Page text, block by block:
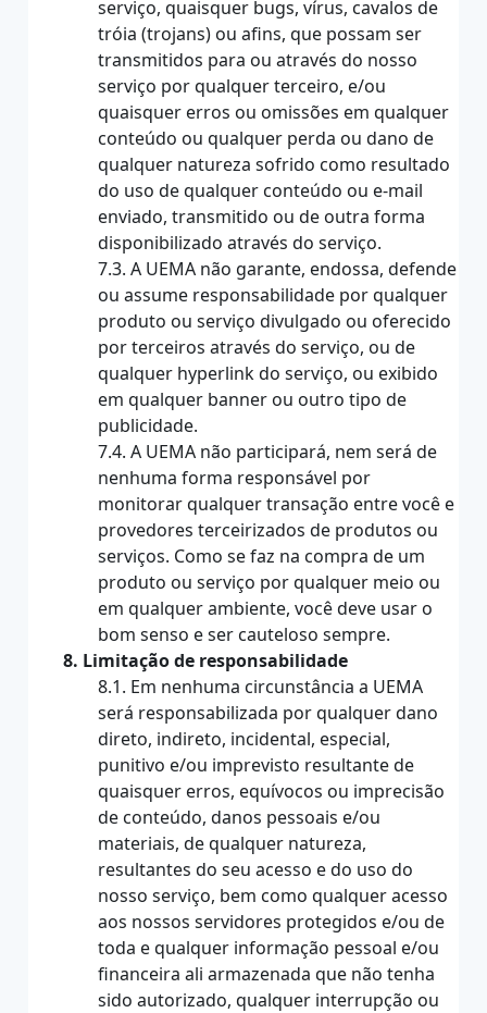
serviço, quaisquer bugs, vírus, cavalos de
tróia (trojans) ou afins, que possam ser
transmitidos para ou através do nosso
serviço por qualquer terceiro, e/ou
quaisquer erros ou omissões em qualquer
conteúdo ou qualquer perda ou dano de
qualquer natureza sofrido como resultado
do uso de qualquer conteúdo ou e-mail
enviado, transmitido ou de outra forma
disponibilizado através do serviço.
7.3. A UEMA não garante, endossa, defende
ou assume responsabilidade por qualquer
produto ou serviço divulgado ou oferecido
por terceiros através do serviço, ou de
qualquer hyperlink do serviço, ou exibido
em qualquer banner ou outro tipo de
publicidade.
7.4. A UEMA não participará, nem será de
nenhuma forma responsável por
monitorar qualquer transação entre você e
provedores terceirizados de produtos ou
serviços. Como se faz na compra de um
produto ou serviço por qualquer meio ou
em qualquer ambiente, você deve usar o
bom senso e ser cauteloso sempre.
8. Limitação de responsabilidade
8.1. Em nenhuma circunstância a UEMA
será responsabilizada por qualquer dano
direto, indireto, incidental, especial,
punitivo e/ou imprevisto resultante de
quaisquer erros, equívocos ou imprecisão
de conteúdo, danos pessoais e/ou
materiais, de qualquer natureza,
resultantes do seu acesso e do uso do
nosso serviço, bem como qualquer acesso
aos nossos servidores protegidos e/ou de
toda e qualquer informação pessoal e/ou
financeira ali armazenada que não tenha
sido autorizado, qualquer interrupção ou